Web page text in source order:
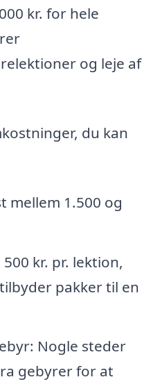
kr. for hele
og leje af
du kan
mellem 1.500 og
kr. pr. lektion,
pakker til en
Nogle steder
gebyrer for at